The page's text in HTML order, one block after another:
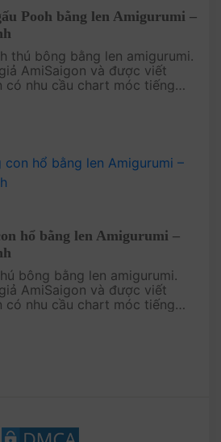
Pooh bằng len Amigurumi –
thú bông bằng len amigurumi.
AmiSaigon và được viết
có nhu cầu chart móc tiếng
hổ bằng len Amigurumi –
bông bằng len amigurumi.
AmiSaigon và được viết
có nhu cầu chart móc tiếng